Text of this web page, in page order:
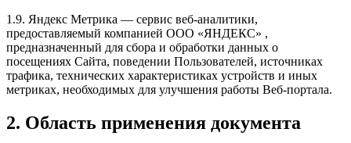
1.9. Яндекс Метрика — сервис веб-аналитики,
предоставляемый компанией ООО «ЯНДЕКС» ,
предназначенный для сбора и обработки данных о
посещениях Сайта, поведении Пользователей, источниках
трафика, технических характеристиках устройств и иных
метриках, необходимых для улучшения работы Веб-портала.
2. Область применения документа